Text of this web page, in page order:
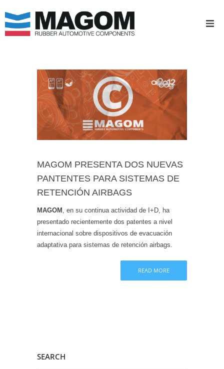
EMPRESA
I+D
PRODUCTOS
CONTACTAR
NOTICIAS
I-VALVE
MAGOM PRESENTA DOS NUEVAS
PANTENTES PARA SISTEMAS DE
RETENCIÓN AIRBAGS
MAGOM , en su continua actividad de I+D, ha
presentado recientemente dos patentes a nivel
internacional sobre dispositivos de evacuación
adaptativa para sistemas de retención airbags.
READ MORE
SEARCH